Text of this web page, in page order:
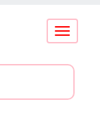
Conmutar